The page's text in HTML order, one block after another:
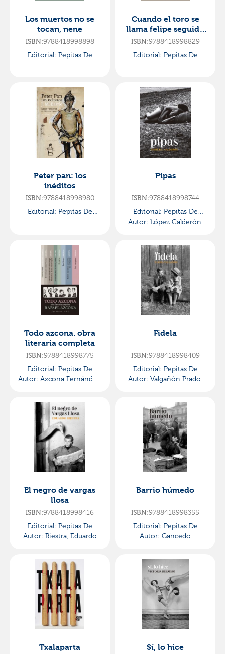
Los muertos no se
tocan, nene
ISBN:9788418998898
Editorial: Pepitas De
Cuando el toro se
llama felipe seguido
de memorias de un
ISBN:9788418998829
Editorial: Pepitas De
Peter pan: los
inéditos
ISBN:9788418998980
Editorial: Pepitas De
Pipas
ISBN:9788418998744
Editorial: Pepitas De
Calabaza
Autor: López Calderón,
Todo azcona. obra
literaria completa
ISBN:9788418998775
Editorial: Pepitas De
Calabaza
Autor: Azcona Fernández,
Fidela
ISBN:9788418998409
Editorial: Pepitas De
Calabaza
Autor: Valgañón Prado,
El negro de vargas
llosa
ISBN:9788418998416
Editorial: Pepitas De
Calabaza
Autor: Riestra, Eduardo
Barrio húmedo
ISBN:9788418998355
Editorial: Pepitas De
Calabaza
Autor: Gancedo
Txalaparta Sí, lo hice